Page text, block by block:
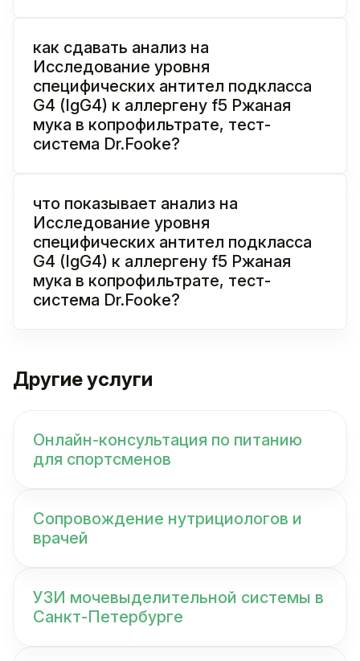
как сдавать анализ на
Исследование уровня
специфических антител подкласса
G4 (IgG4) к аллергену f5 Ржаная
мука в копрофильтрате, тест-
система Dr.Fooke?
что показывает анализ на
Исследование уровня
специфических антител подкласса
G4 (IgG4) к аллергену f5 Ржаная
мука в копрофильтрате, тест-
система Dr.Fooke?
Другие услуги
Онлайн-консультация по питанию
для спортсменов
Сопровождение нутрициологов и
врачей
УЗИ мочевыделительной системы в
Санкт-Петербурге